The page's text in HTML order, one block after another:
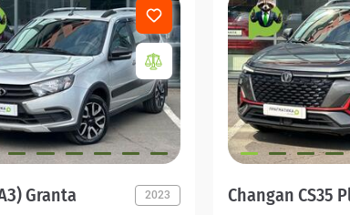
Granta 2023 Changan CS35